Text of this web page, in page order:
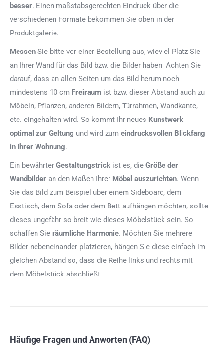
besser. Einen maßstabsgerechten Eindruck über die
verschiedenen Formate bekommen Sie oben in der
Produktgalerie.
Messen Sie bitte vor einer Bestellung aus, wieviel Platz Sie
an Ihrer Wand für das Bild bzw. die Bilder haben. Achten Sie
darauf, dass an allen Seiten um das Bild herum noch
mindestens 10 cm Freiraum ist bzw. dieser Abstand auch zu
Möbeln, Pflanzen, anderen Bildern, Türrahmen, Wandkante,
etc. eingehalten wird. So kommt Ihr neues Kunstwerk
optimal zur Geltung und wird zum eindrucksvollen Blickfang
in Ihrer Wohnung.
Ein bewährter Gestaltungstrick ist es, die Größe der
Wandbilder an den Maßen Ihrer Möbel auszurichten. Wenn
Sie das Bild zum Beispiel über einem Sideboard, dem
Esstisch, dem Sofa oder dem Bett aufhängen möchten, sollte
dieses ungefähr so breit wie dieses Möbelstück sein. So
schaffen Sie räumliche Harmonie. Möchten Sie mehrere
Bilder nebeneinander platzieren, hängen Sie diese einfach im
gleichen Abstand so, dass die Reihe links und rechts mit
dem Möbelstück abschließt.
Häufige Fragen und Anworten (FAQ)